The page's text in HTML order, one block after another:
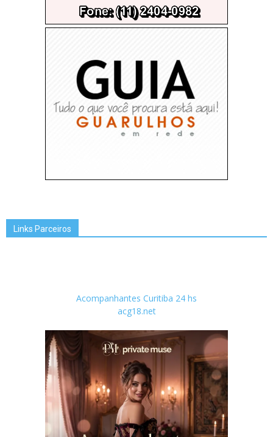
Links Parceiros
Acompanhantes Curitiba 24 hs
acg18.net